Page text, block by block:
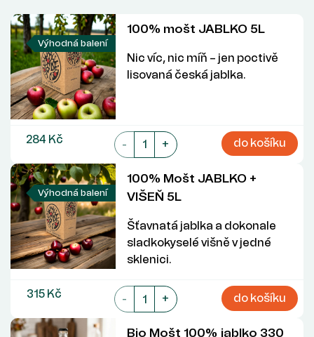
Výhodná balení
100% mošt JABLKO 5L
Nic víc, nic míň – jen poctivě
lisovaná česká jablka.
284 Kč - + do košíku
Výhodná balení
100% Mošt JABLKO +
VIŠEŇ 5L
Šťavnatá jablka a dokonale
sladkokyselé višně v jedné
sklenici.
315 Kč - + do košíku
Bio Mošt 100% jablko 330